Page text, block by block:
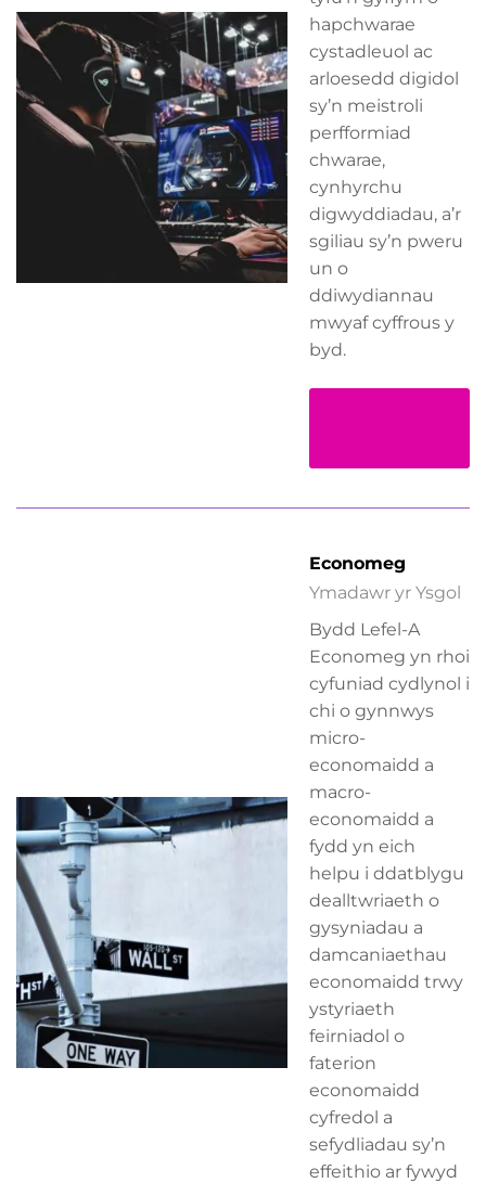
hapchwarae
cystadleuol ac
arloesedd digidol
sy’n meistroli
perfformiad
chwarae,
cynhyrchu
digwyddiadau, a’r
sgiliau sy’n pweru
un o
ddiwydiannau
mwyaf cyffrous y
byd.
Economeg
Ymadawr yr Ysgol
Bydd Lefel-A
Economeg yn rhoi
cyfuniad cydlynol i
chi o gynnwys
micro-
economaidd a
macro-
economaidd a
fydd yn eich
helpu i ddatblygu
dealltwriaeth o
gysyniadau a
damcaniaethau
economaidd trwy
ystyriaeth
feirniadol o
faterion
economaidd
cyfredol a
sefydliadau sy’n
effeithio ar fywyd